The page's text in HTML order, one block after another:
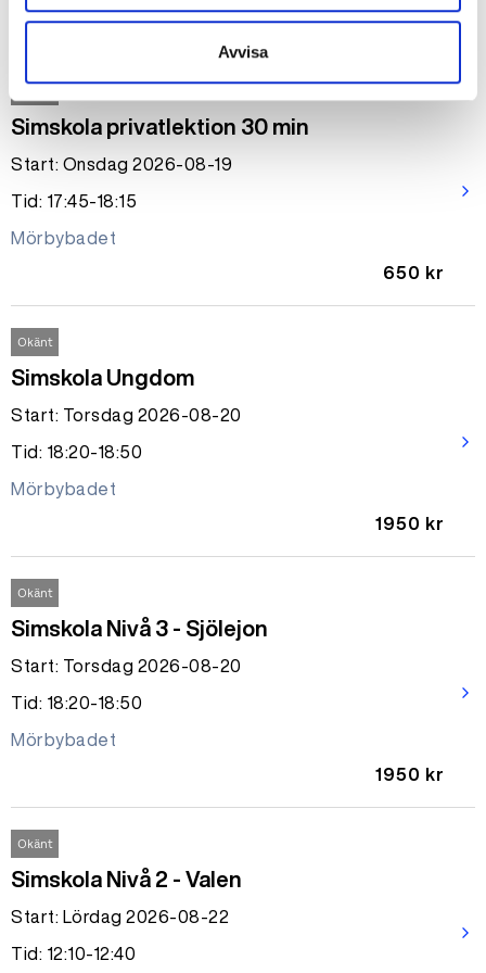
Avvisa
1950 kr
Simskola privatlektion 30 min
Start: Onsdag 2026-08-19
Tid: 17:45-18:15
Mörbybadet
650 kr
arrow_forward_ios
Okänt
Simskola Ungdom
Start: Torsdag 2026-08-20
Tid: 18:20-18:50
Mörbybadet
1950 kr
arrow_forward_ios
Okänt
Simskola Nivå 3 - Sjölejon
Start: Torsdag 2026-08-20
Tid: 18:20-18:50
Mörbybadet
1950 kr
arrow_forward_ios
Okänt
Simskola Nivå 2 - Valen
Start: Lördag 2026-08-22
Tid: 12:10-12:40
arrow_forward_ios